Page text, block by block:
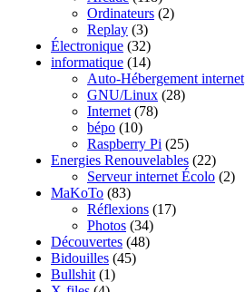
Ordinateurs (2)
Replay (3)
Électronique (32)
informatique (14)
Auto-Hébergement internet
GNU/Linux (28)
Internet (78)
bépo (10)
Raspberry Pi (25)
Energies Renouvelables (22)
Serveur internet Écolo (2)
MaKoTo (83)
Réflexions (17)
Photos (34)
Découvertes (48)
Bidouilles (45)
Bullshit (1)